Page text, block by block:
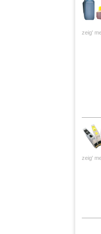
zeig'
zeig'